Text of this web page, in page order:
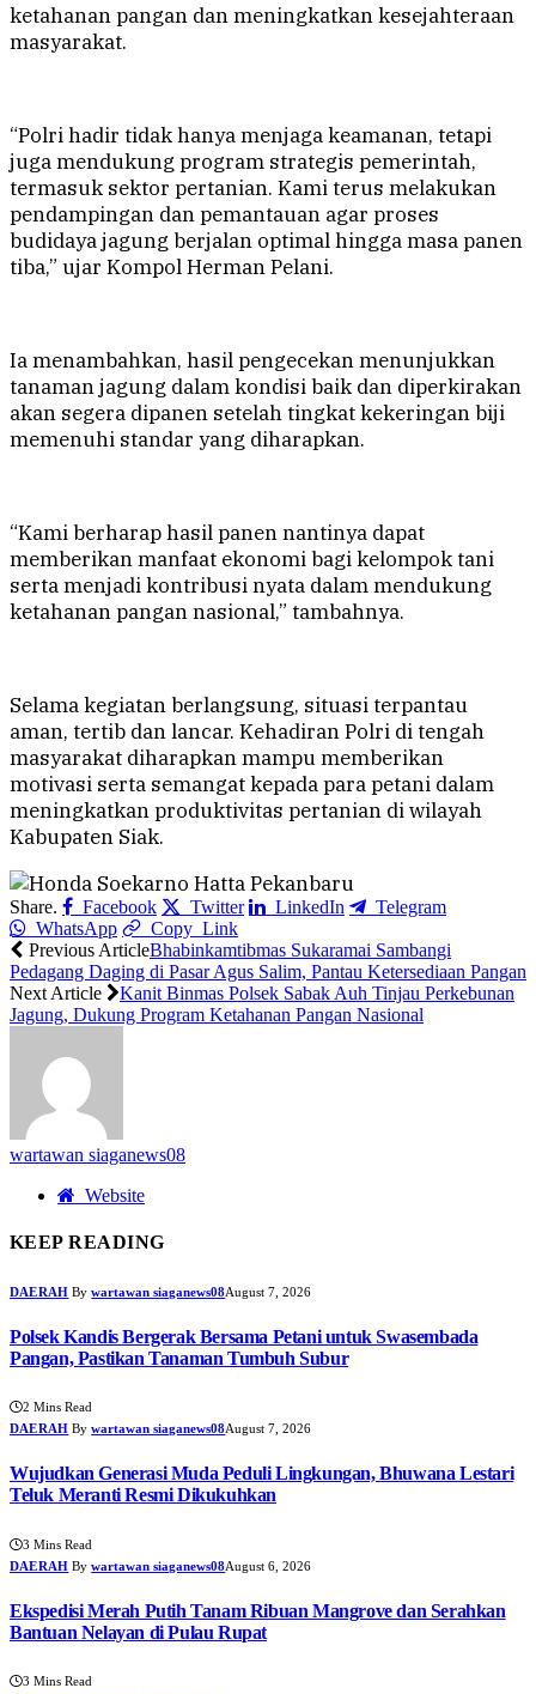
ketahanan pangan dan meningkatkan kesejahteraan
masyarakat.
“Polri hadir tidak hanya menjaga keamanan, tetapi
juga mendukung program strategis pemerintah,
termasuk sektor pertanian. Kami terus melakukan
pendampingan dan pemantauan agar proses
budidaya jagung berjalan optimal hingga masa panen
tiba,” ujar Kompol Herman Pelani.
Ia menambahkan, hasil pengecekan menunjukkan
tanaman jagung dalam kondisi baik dan diperkirakan
akan segera dipanen setelah tingkat kekeringan biji
memenuhi standar yang diharapkan.
“Kami berharap hasil panen nantinya dapat
memberikan manfaat ekonomi bagi kelompok tani
serta menjadi kontribusi nyata dalam mendukung
ketahanan pangan nasional,” tambahnya.
Selama kegiatan berlangsung, situasi terpantau
aman, tertib dan lancar. Kehadiran Polri di tengah
masyarakat diharapkan mampu memberikan
motivasi serta semangat kepada para petani dalam
meningkatkan produktivitas pertanian di wilayah
Kabupaten Siak.
Share. Facebook Twitter LinkedIn
Telegram
WhatsApp
Copy Link
Previous ArticleBhabinkamtibmas Sukaramai Sambangi
Pedagang Daging di Pasar Agus Salim, Pantau Ketersediaan Pangan
Next Article
Kanit Binmas Polsek Sabak Auh Tinjau Perkebunan
Jagung, Dukung Program Ketahanan Pangan Nasional
wartawan siaganews08
Website
KEEP READING
DAERAH By wartawan siaganews08August 7, 2026
Polsek Kandis Bergerak Bersama Petani untuk Swasembada
Pangan, Pastikan Tanaman Tumbuh Subur
2 Mins Read
DAERAH By wartawan siaganews08August 7, 2026
Wujudkan Generasi Muda Peduli Lingkungan, Bhuwana Lestari
Teluk Meranti Resmi Dikukuhkan
3 Mins Read
DAERAH By wartawan siaganews08August 6, 2026
Ekspedisi Merah Putih Tanam Ribuan Mangrove dan Serahkan
Bantuan Nelayan di Pulau Rupat
3 Mins Read